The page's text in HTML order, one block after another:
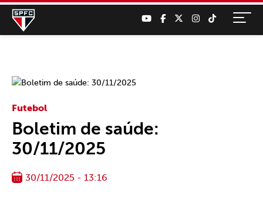
Futebol
Boletim de saúde:
30/11/2025
30/11/2025 - 13:16